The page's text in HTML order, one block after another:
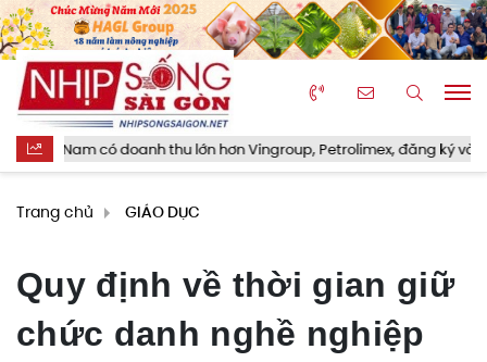
có doanh thu lớn hơn Vingroup, Petrolimex, đăng ký vào nhóm
Trang chủ GIÁO DỤC
Quy định về thời gian giữ
chức danh nghề nghiệp